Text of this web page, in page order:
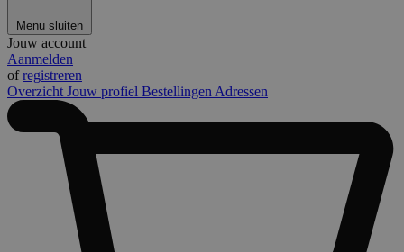
Menu sluiten
Jouw account
Aanmelden
ofregistreren
Overzicht Jouw profiel Bestellingen Adressen